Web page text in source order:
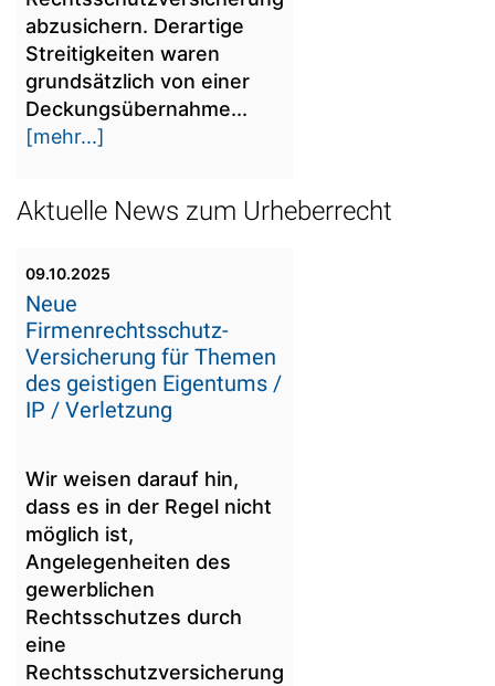
abzusichern. Derartige
Streitigkeiten waren
grundsätzlich von einer
Deckungsübernahme...
[mehr...]
Aktuelle News zum Urheberrecht
09.10.2025
Neue
Firmenrechtsschutz-
Versicherung für Themen
des geistigen Eigentums /
IP / Verletzung
Wir weisen darauf hin,
dass es in der Regel nicht
möglich ist,
Angelegenheiten des
gewerblichen
Rechtsschutzes durch
eine
Rechtsschutzversicherung